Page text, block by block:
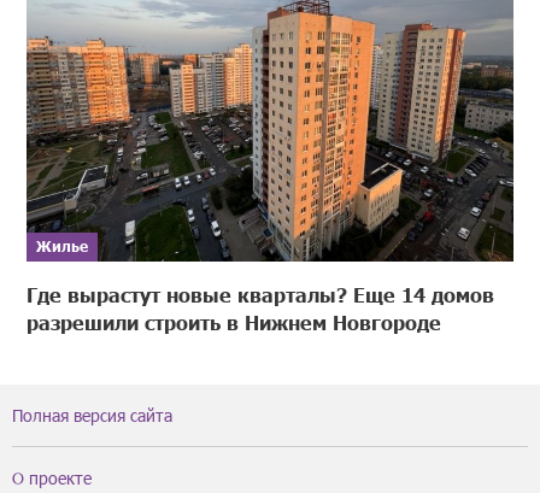
Жилье
Где вырастут новые кварталы? Еще 14 домов
разрешили строить в Нижнем Новгороде
Полная версия сайта
О проекте